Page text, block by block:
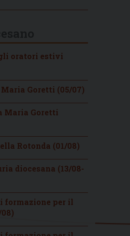
oratori estivi
Goretti (05/07)
Maria Goretti
Rotonda (01/08)
diocesana (13/08-
formazione per il